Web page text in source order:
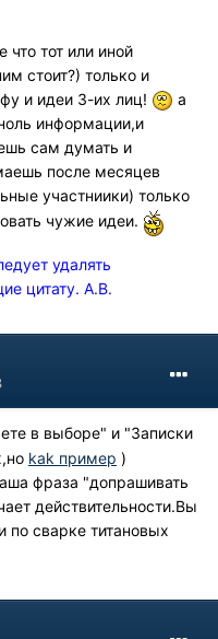
что тот или иной
стоит?) только и
и идеи 3-их лиц!
а
информации,и
сам думать и
после месяцев
участниики) только
чужие идеи.
удалять
цитату. А.В.
в выборе" и "Записки
kak пример )
фраза "допрашивать
действительности.Вы
по сварке титановых